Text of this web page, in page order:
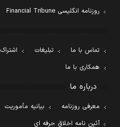
روزنامه انگلیسی Financial Tribune
تماس با ما تبلیغات اشتراک
همکاری با ما
درباره ما
معرفی روزنامه
بیانیه مأموریت
آئین نامه اخلاق حرفه ای